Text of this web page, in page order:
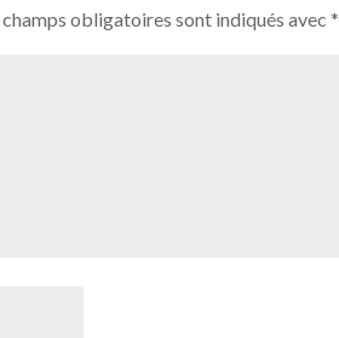
champs obligatoires sont indiqués avec*